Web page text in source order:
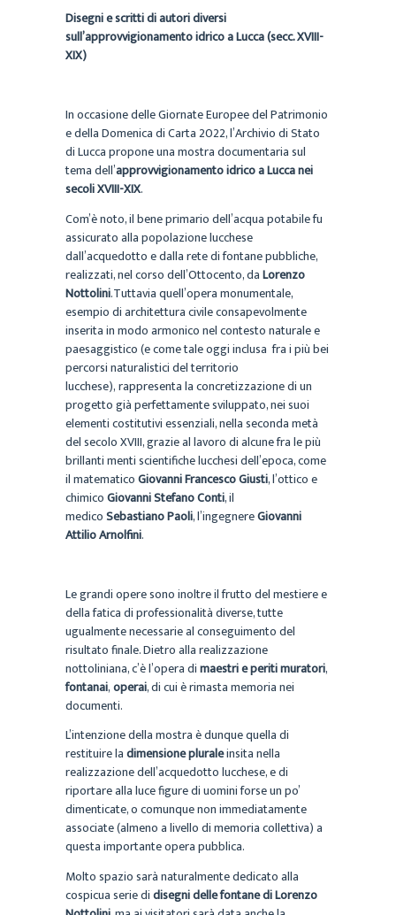
Disegni e scritti di autori diversi
sull’approvvigionamento idrico a Lucca (secc. XVIII-
XIX)
In occasione delle Giornate Europee del Patrimonio
e della Domenica di Carta 2022, l’Archivio di Stato
di Lucca propone una mostra documentaria sul
tema dell’approvvigionamento idrico a Lucca nei
secoli XVIII-XIX.
Com’è noto, il bene primario dell’acqua potabile fu
assicurato alla popolazione lucchese
dall’acquedotto e dalla rete di fontane pubbliche,
realizzati, nel corso dell’Ottocento, daLorenzo
Nottolini.Tuttavia quell’opera monumentale,
esempio di architettura civile consapevolmente
inserita in modo armonico nel contesto naturale e
paesaggistico (e come tale oggi inclusa fra i più bei
percorsi naturalistici del territorio
lucchese), rappresenta la concretizzazione di un
progetto già perfettamente sviluppato, nei suoi
elementi costitutivi essenziali, nella seconda metà
del secolo XVIII, grazie al lavoro di alcune fra le più
brillanti menti scientifiche lucchesi dell’epoca, come
il matematicoGiovanni Francesco Giusti, l’ottico e
chimicoGiovanni Stefano Conti, il
medicoSebastiano Paoli, l’ingegnereGiovanni
Attilio Arnolfini.
Le grandi opere sono inoltre il frutto del mestiere e
della fatica di professionalità diverse, tutte
ugualmente necessarie al conseguimento del
risultato finale. Dietro alla realizzazione
nottoliniana, c’è l’opera dimaestri e periti muratori,
fontanai,operai, di cui è rimasta memoria nei
documenti.
L’intenzione della mostra è dunque quella di
restituire ladimensione pluraleinsita nella
realizzazione dell’acquedotto lucchese, e di
riportare alla luce figure di uomini forse un po’
dimenticate, o comunque non immediatamente
associate (almeno a livello di memoria collettiva) a
questa importante opera pubblica.
Molto spazio sarà naturalmente dedicato alla
cospicua serie didisegni delle fontane di Lorenzo